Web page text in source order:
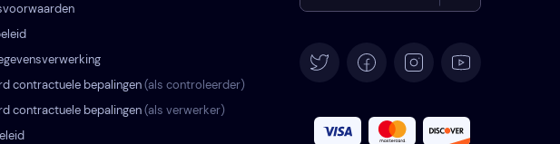
contractuele bepalingen(als controleerder)
contractuele bepalingen(als verwerker)
Español